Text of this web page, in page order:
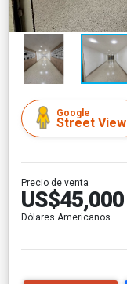
Google
Street View
Precio de venta
US$45,000
Dólares Americanos